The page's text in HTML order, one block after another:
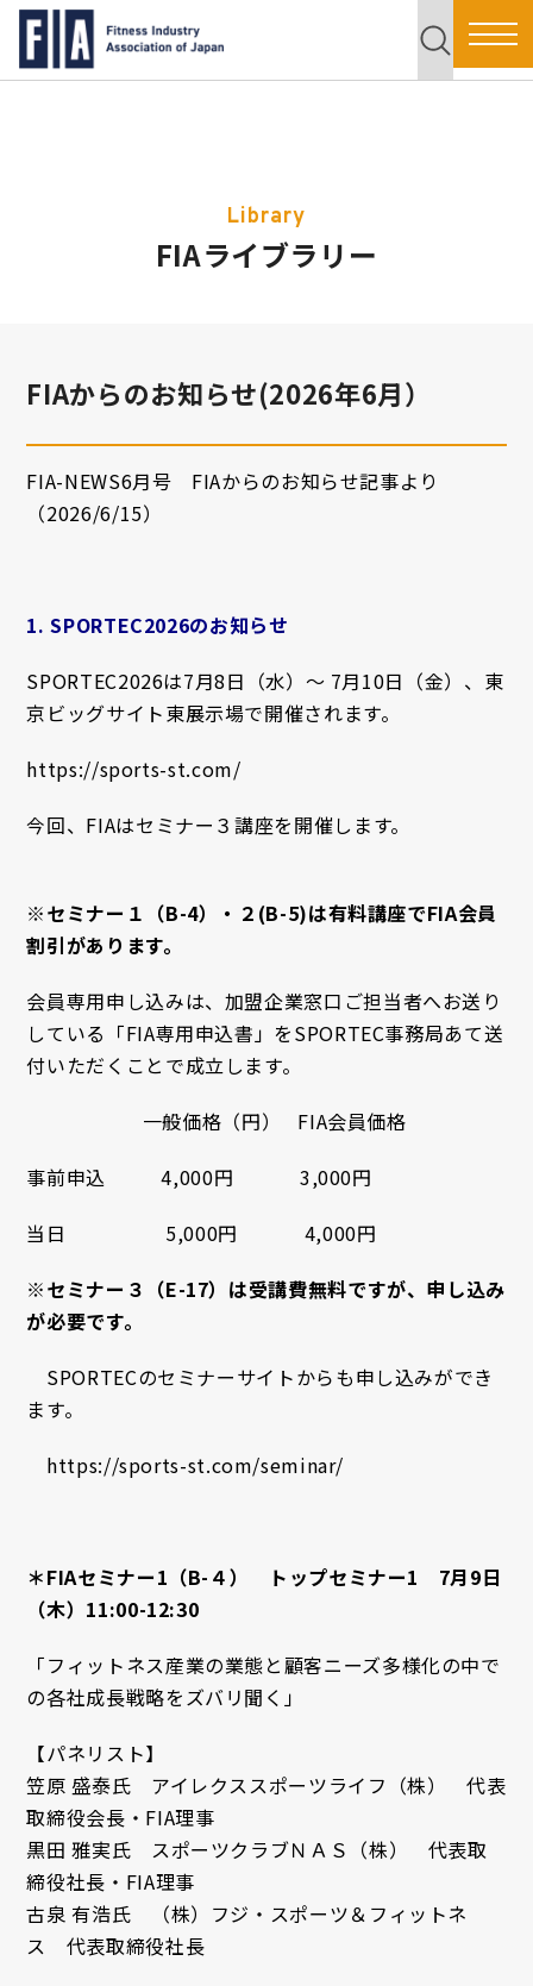
Library
FIAライブラリー
FIAからのお知らせ(2026年6月）
FIA-NEWS6月号 FIAからのお知らせ記事より
（2026/6/15）
1. SPORTEC2026のお知らせ
SPORTEC2026は7月8日（水）〜 7月10日（金）、東
京ビッグサイト東展示場で開催されます。
https://sports-st.com/
今回、FIAはセミナー３講座を開催します。
※セミナー１（B-4）・２(B-5)は有料講座でFIA会員
割引があります。
会員専用申し込みは、加盟企業窓口ご担当者へお送り
している「FIA専用申込書」をSPORTEC事務局あて送
付いただくことで成立します。
一般価格（円） FIA会員価格
事前申込 4,000円 3,000円
当日 5,000円 4,000円
※セミナー３（E-17）は受講費無料ですが、申し込み
が必要です。
SPORTECのセミナーサイトからも申し込みができ
ます。
https://sports-st.com/seminar/
＊FIAセミナー1（B-４） トップセミナー1 7月9日
（木）11:00-12:30
「フィットネス産業の業態と顧客ニーズ多様化の中で
の各社成長戦略をズバリ聞く」
【パネリスト】
笠原 盛泰氏 アイレクススポーツライフ（株） 代表
取締役会長・FIA理事
黒田 雅実氏 スポーツクラブＮＡＳ（株） 代表取
締役社長・FIA理事
古泉 有浩氏 （株）フジ・スポーツ＆フィットネ
ス 代表取締役社長